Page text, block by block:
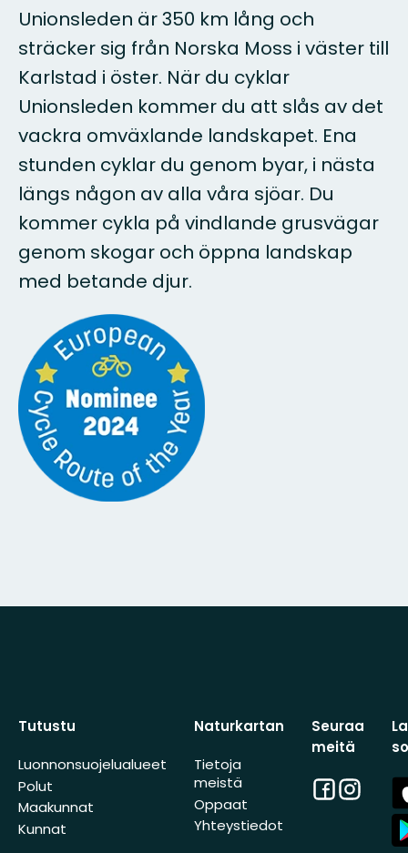
Unionsleden är 350 km lång och
sträcker sig från Norska Moss i väster till
Karlstad i öster. När du cyklar
Unionsleden kommer du att slås av det
vackra omväxlande landskapet. Ena
stunden cyklar du genom byar, i nästa
längs någon av alla våra sjöar. Du
kommer cykla på vindlande grusvägar
genom skogar och öppna landskap
med betande djur.
Tutustu
Luonnonsuojelualueet
Polut
Maakunnat
Kunnat
Naturkartan
Tietoja
meistä
Oppaat
Yhteystiedot
Seuraa
meitä
Facebook